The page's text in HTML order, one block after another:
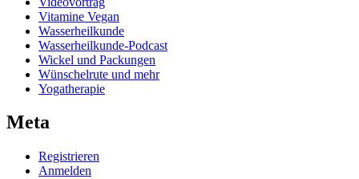
Vitamine Vegan
Wasserheilkunde
Wasserheilkunde-Podcast
Wickel und Packungen
Wünschelrute und mehr
Yogatherapie
Meta
Registrieren
Anmelden